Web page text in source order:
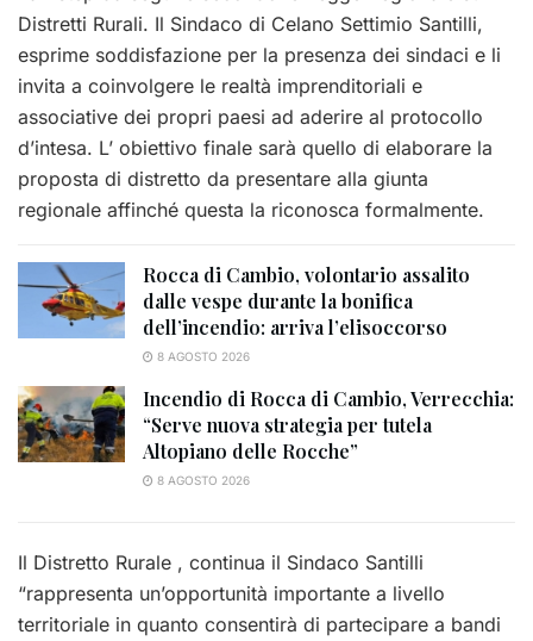
Distretti Rurali. Il Sindaco di Celano Settimio Santilli,
esprime soddisfazione per la presenza dei sindaci e li
invita a coinvolgere le realtà imprenditoriali e
associative dei propri paesi ad aderire al protocollo
d’intesa. L’ obiettivo finale sarà quello di elaborare la
proposta di distretto da presentare alla giunta
regionale affinché questa la riconosca formalmente.
Rocca di Cambio, volontario assalito
dalle vespe durante la bonifica
dell’incendio: arriva l’elisoccorso
8 AGOSTO 2026
Incendio di Rocca di Cambio, Verrecchia:
“Serve nuova strategia per tutela
Altopiano delle Rocche”
8 AGOSTO 2026
Il Distretto Rurale , continua il Sindaco Santilli
“rappresenta un’opportunità importante a livello
territoriale in quanto consentirà di partecipare a bandi